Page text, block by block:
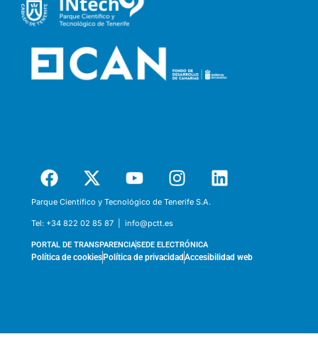
Parque Científico y Tecnológico de Tenerife S.A.
Tel: +34 822 02 85 87 | info@pctt.es
PORTAL DE TRANSPARENCIASEDE ELECTRÓNICA
Política de cookiesPolítica de privacidadAccesibilidad web